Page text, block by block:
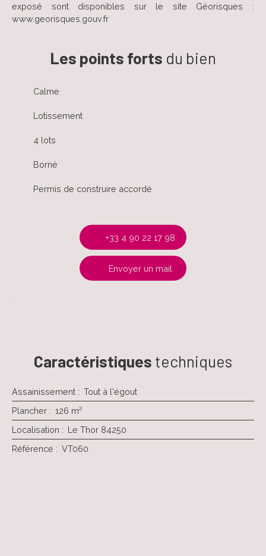
exposé sont disponibles sur le site Géorisques :
www.georisques.gouv.fr
Les points forts du bien
Calme
Lotissement
4 lots
Borné
Permis de construire accordé
+33 4 90 22 17 98
Envoyer un mail
Caractéristiques techniques
Assainissement : Tout à l'égout
Plancher : 126 m²
Localisation : Le Thor 84250
Référence : VT060